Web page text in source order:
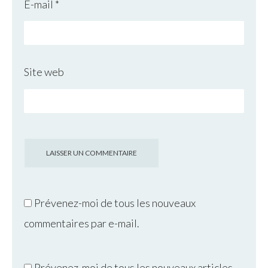
E-mail *
Site web
Prévenez-moi de tous les nouveaux
commentaires par e-mail.